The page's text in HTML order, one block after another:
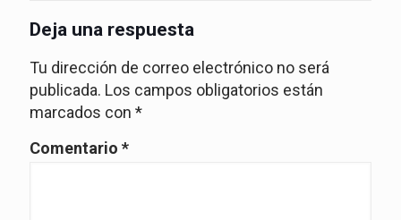
Deja una respuesta
Tu dirección de correo electrónico no será
publicada. Los campos obligatorios están
marcados con *
Comentario *